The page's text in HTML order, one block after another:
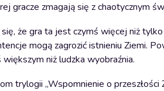
gracze zmagają się z chaotycznym
że gra ta jest czymś więcej niż
mogą zagrozić istnieniu Ziemi.
niż ludzka wyobraźnia.
trylogii „Wspomnienie o